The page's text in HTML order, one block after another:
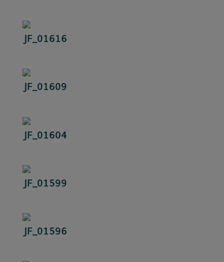
JF_01616
JF_01609
JF_01604
JF_01599
JF_01596